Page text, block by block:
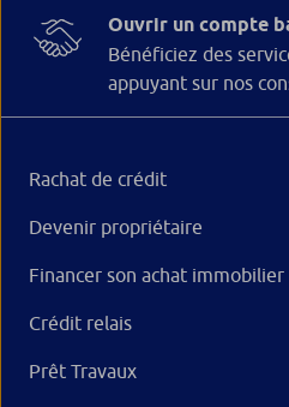
Ouvrir un compte
Bénéficiez des
appuyant sur nos
Rachat de crédit
Devenir propriétaire
Financer son achat immobilier
Crédit relais
Prêt Travaux